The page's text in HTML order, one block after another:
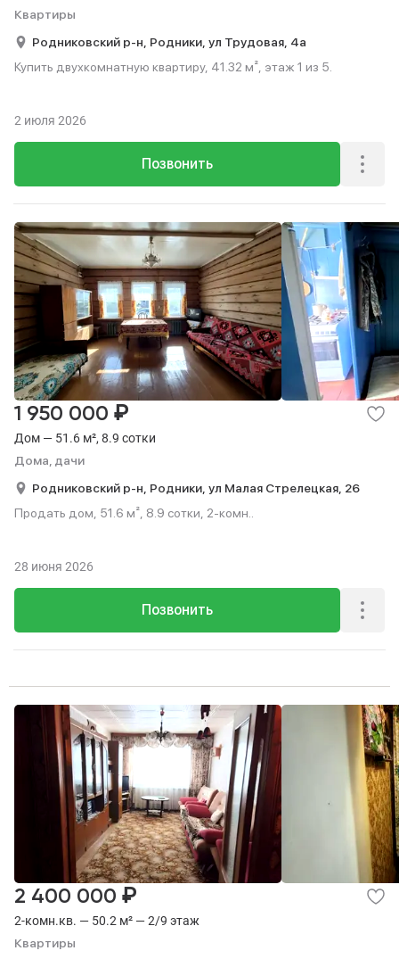
Квартиры
Родниковский р-н, Родники, ул Трудовая, 4а
Купить двухкомнатную квартиру, 41.32 м², этаж 1 из 5.
Позвонить
2 июля 2026
Дом — 51.6 м², 8.9 сотки
Дома, дачи
1 950 000 ₽
Родниковский р-н, Родники, ул Малая Стрелецкая, 26
Продать дом, 51.6 м², 8.9 сотки, 2-комн..
Позвонить
28 июня 2026
2-комн.кв. — 50.2 м² — 2/9 этаж
Квартиры
2 400 000 ₽